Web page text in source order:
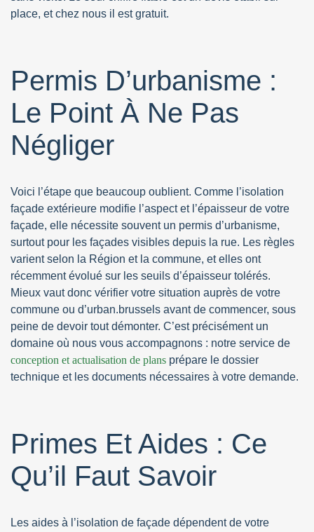
place, et chez nous il est gratuit.
Permis D’urbanisme :
Le Point À Ne Pas
Négliger
Voici l’étape que beaucoup oublient. Comme l’isolation
façade extérieure modifie l’aspect et l’épaisseur de votre
façade, elle nécessite souvent un permis d’urbanisme,
surtout pour les façades visibles depuis la rue. Les règles
varient selon la Région et la commune, et elles ont
récemment évolué sur les seuils d’épaisseur tolérés.
Mieux vaut donc vérifier votre situation auprès de votre
commune ou d’urban.brussels avant de commencer, sous
peine de devoir tout démonter. C’est précisément un
domaine où nous vous accompagnons : notre service de
conception et actualisation de plans prépare le dossier
technique et les documents nécessaires à votre demande.
Primes Et Aides : Ce
Qu’il Faut Savoir
Les aides à l’isolation de façade dépendent de votre